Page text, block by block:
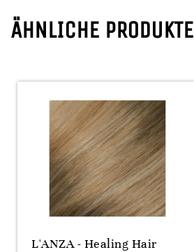
ÄHNLICHE PRODUKTE
L'ANZA - Healing Hair